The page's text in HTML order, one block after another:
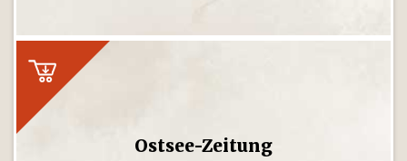
Ostsee-Zeitung